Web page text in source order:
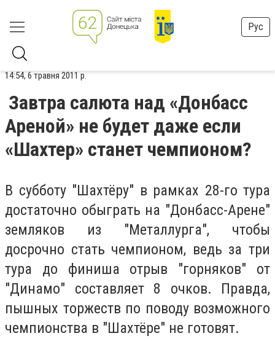
Рус
14:54, 6 травня 2011 р.
Завтра салюта над «Донбасс
Ареной» не будет даже если
«Шахтер» станет чемпионом?
В субботу "Шахтёру" в рамках 28-го тура
достаточно обыграть на "Донбасс-Арене"
земляков из "Металлурга", чтобы
досрочно стать чемпионом, ведь за три
тура до финиша отрыв "горняков" от
"Динамо" составляет 8 очков. Правда,
пышных торжеств по поводу возможного
чемпионства в "Шахтёре" не готовят.